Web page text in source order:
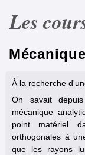
Les
À la recherche
On savait
mécanique
point matériel
orthogonales à
que les rayons